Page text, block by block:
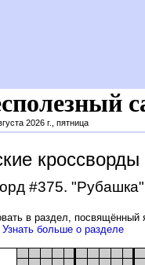
2026 г., пятница
#375. "Рубашка"
в раздел, посвящённый
Узнать больше о разделе